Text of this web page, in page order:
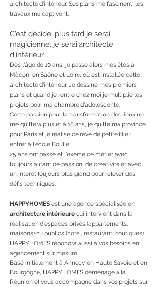
architecte d'intérieur. Ses plans me fascinent, les
travaux me captivent.
C'est décidé, plus tard je serai
magicienne, je serai architecte
d'intérieur.
Dès l'âge de 10 ans, je passe alors mes étés à
Mâcon, en Saône et Loire, où est installée cette
architecte d'intérieur. Je dessine mes premiers
plans et quand je rentre chez moi je multiplie les
projets pour ma chambre d'adolescente.
Cette passion pour la transformation des lieux ne
me quittera plus et à 18 ans, je quitte ma province
pour Paris et je réalise ce rêve de petite fille :
entrer à l'école Boulle.
25 ans ont passé et j'exerce ce métier avec
toujours autant de passion, de créativité et avec
un intérêt toujours plus grand pour relever des
défis techniques.
HAPPYHOMES est une agence spécialisée en
architecture intérieure qui intervient dans la
réalisation d'espaces privés (appartements,
maisons) ou publics (hôtel, restaurant, boutiques).
HAPPYHOMES répondra aussi à vos besoins en
agencement sur mesure.
Basé initialement à Annecy en Haute Savoie et en
Bourgogne, HAPPYHOMES déménage à la
Réunion et vous accompagne dans vos projets sur